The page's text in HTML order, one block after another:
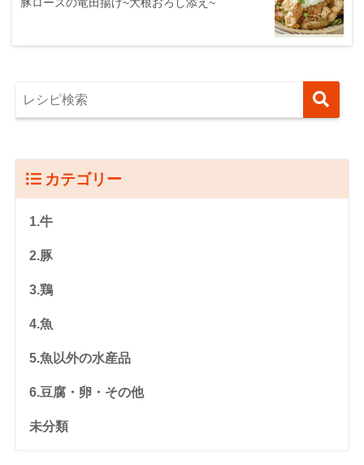
豚ロースの竜田揚げ~大根おろし添え~
カテゴリー
1.牛
2.豚
3.鶏
4.魚
5.魚以外の水産品
6.豆腐・卵・その他
未分類